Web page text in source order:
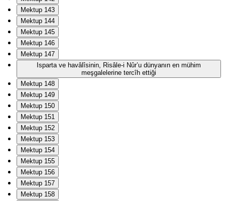
Mektup 143
Mektup 144
Mektup 145
Mektup 146
Mektup 147
Isparta ve havâlîsinin, Risâle-i Nûr’u dünyanın en mühim
meşgalelerine tercîh ettiği
Mektup 148
Mektup 149
Mektup 150
Mektup 151
Mektup 152
Mektup 153
Mektup 154
Mektup 155
Mektup 156
Mektup 157
Mektup 158